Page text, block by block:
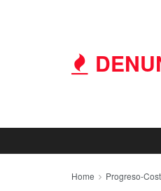
Home Progreso-